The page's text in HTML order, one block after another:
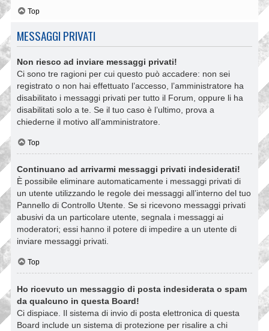
Top
MESSAGGI PRIVATI
Non riesco ad inviare messaggi privati!
Ci sono tre ragioni per cui questo può accadere: non sei
registrato o non hai effettuato l’accesso, l’amministratore ha
disabilitato i messaggi privati per tutto il Forum, oppure li ha
disabilitati solo a te. Se il tuo caso è l’ultimo, prova a
chiederne il motivo all’amministratore.
Top
Continuano ad arrivarmi messaggi privati indesiderati!
È possibile eliminare automaticamente i messaggi privati ​​di
un utente utilizzando le regole dei messaggi all’interno del tuo
Pannello di Controllo Utente. Se si ricevono messaggi privati ​​
abusivi da un particolare utente, segnala i messaggi ai
moderatori; essi hanno il potere di impedire a un utente di
inviare messaggi privati​​.
Top
Ho ricevuto un messaggio di posta indesiderata o spam
da qualcuno in questa Board!
Ci dispiace. Il sistema di invio di posta elettronica di questa
Board include un sistema di protezione per risalire a chi